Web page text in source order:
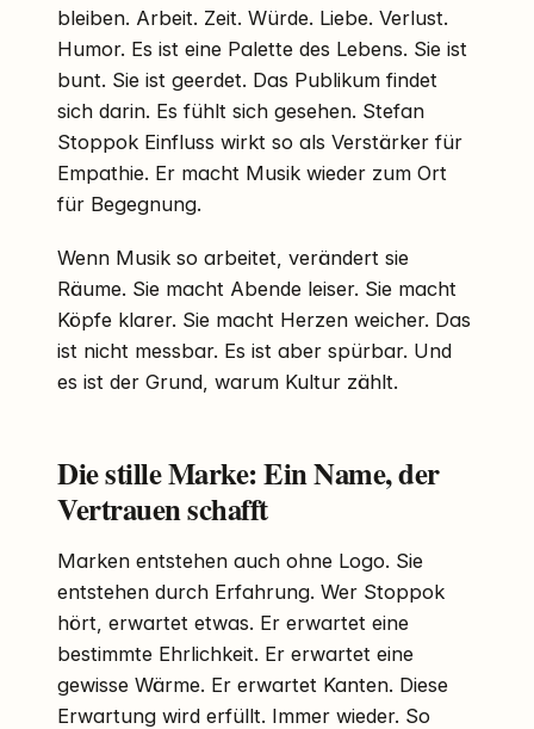
bleiben. Arbeit. Zeit. Würde. Liebe. Verlust.
Humor. Es ist eine Palette des Lebens. Sie ist
bunt. Sie ist geerdet. Das Publikum findet
sich darin. Es fühlt sich gesehen. Stefan
Stoppok Einfluss wirkt so als Verstärker für
Empathie. Er macht Musik wieder zum Ort
für Begegnung.
Wenn Musik so arbeitet, verändert sie
Räume. Sie macht Abende leiser. Sie macht
Köpfe klarer. Sie macht Herzen weicher. Das
ist nicht messbar. Es ist aber spürbar. Und
es ist der Grund, warum Kultur zählt.
Die stille Marke: Ein Name, der
Vertrauen schafft
Marken entstehen auch ohne Logo. Sie
entstehen durch Erfahrung. Wer Stoppok
hört, erwartet etwas. Er erwartet eine
bestimmte Ehrlichkeit. Er erwartet eine
gewisse Wärme. Er erwartet Kanten. Diese
Erwartung wird erfüllt. Immer wieder. So